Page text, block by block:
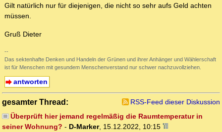
Gilt natürlich nur für diejenigen, die nicht so sehr aufs Geld achten
müssen.
Gruß Dieter
--
Das sektenhafte Denken und Handeln der Grünen und ihrer Anhänger und Wählerschaft
ist für Menschen mit gesundem Menschenverstand nur schwer nachzuvollziehen.
antworten
gesamter Thread:
RSS-Feed dieser Diskussion
Überprüft hier jemand regelmäßig die Raumtemperatur in
seiner Wohnung? - D-Marker, 15.12.2022, 10:15